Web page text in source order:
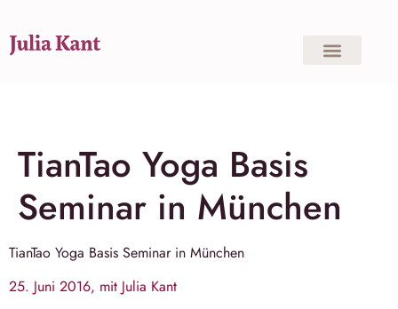
TianTao Yoga Basis
Seminar in München
TianTao Yoga Basis Seminar in München
25. Juni 2016, mit Julia Kant